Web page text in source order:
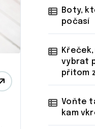
Boty,
počasí
vybrat
přitom
Voňte
kam